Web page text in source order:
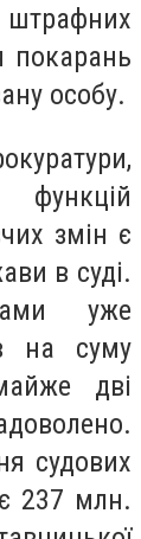
покарань
особу.
функцій
змін є
в суді.
уже
на суму
дві
судових
237 млн.